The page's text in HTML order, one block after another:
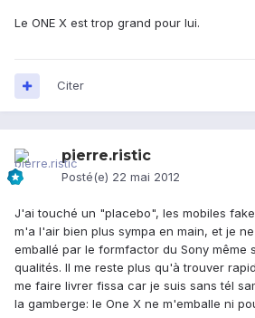
Le ONE X est trop grand pour lui.
Citer
pierre.ristic
Posté(e) 22 mai 2012
J'ai touché un "placebo", les mobiles
m'a l'air bien plus sympa en main, et je
emballé par le formfactor du Sony même
qualités. Il me reste plus qu'à trouver
me faire livrer fissa car je suis sans tél
la gamberge: le One X ne m'emballe ni